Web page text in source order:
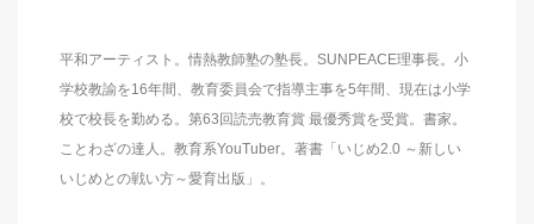
平和アーティスト。情熱教師塾の塾長。SUNPEACE理事長。小
学校教諭を16年間、教育委員会で指導主事を5年間、現在は小学
校で校長を勤める。第63回読売教育賞 最優秀賞を受賞。書家。
ことわざの達人。教育系YouTuber。著書「いじめ2.0 ～新しい
いじめとの戦い方～愛育出版」。